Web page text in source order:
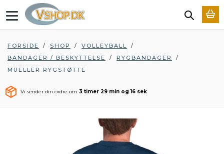
T
g
l
e
n
v
i
FORSIDE / SHOP / VOLLEYBALL
/
BANDAGER / BESKYTTELSE
/ RYGBANDAGER
/
MUELLER RYGSTØTTE
Vi sender din ordre om 3 timer 29 min og 16 sek